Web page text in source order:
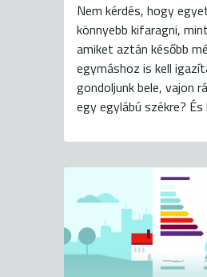
Nem kérdés, hogy
könnyebb kifaragni,
amiket aztán később
egymáshoz is kell
gondoljunk bele, vajon
egy egylábú székre?